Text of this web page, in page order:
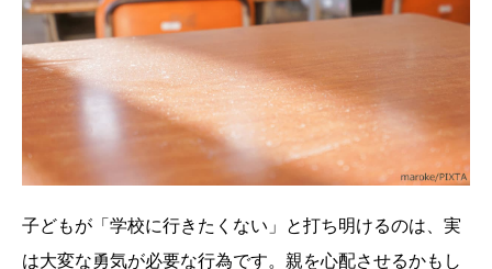
子どもが「学校に行きたくない」と打ち明けるのは、実
は大変な勇気が必要な行為です。親を心配させるかもし